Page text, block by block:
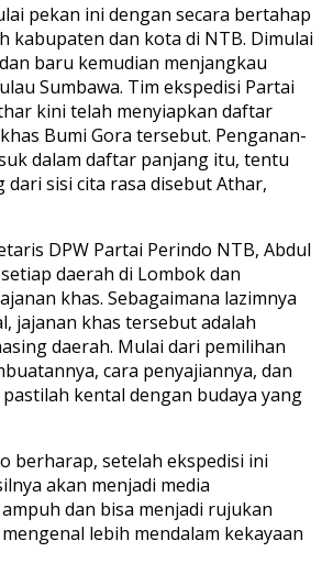
pekan ini dengan secara bertahap
kabupaten dan kota di NTB. Dimulai
baru kemudian menjangkau
Sumbawa. Tim ekspedisi Partai
kini telah menyiapkan daftar
Bumi Gora tersebut. Penganan-
dalam daftar panjang itu, tentu
dari sisi cita rasa disebut Athar,
DPW Partai Perindo NTB, Abdul
daerah di Lombok dan
khas. Sebagaimana lazimnya
jajanan khas tersebut adalah
daerah. Mulai dari pemilihan
cara penyajiannya, dan
kental dengan budaya yang
berharap, setelah ekspedisi ini
akan menjadi media
dan bisa menjadi rujukan
lebih mendalam kekayaan